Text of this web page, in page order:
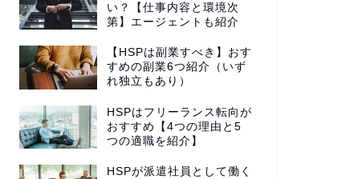
い？【仕事内容と環境次
第】エージェントも紹介
【HSPは副業すべき】おす
すめの副業6つ紹介（いず
れ独立もあり）
HSPはフリーランス転向が
おすすめ【4つの理由と5
つの適職を紹介】
HSPが派遣社員として働く